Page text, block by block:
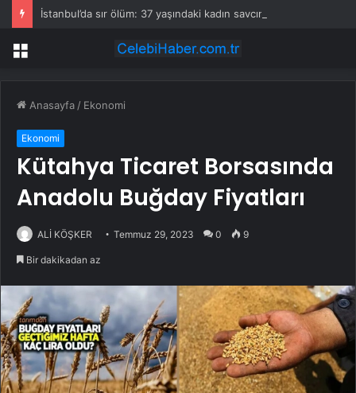
Menü
Anasayfa / Ekonomi
Ekonomi
Kütahya Ticaret Borsasında
Anadolu Buğday Fiyatları
ALİ KÖŞKER Temmuz 29, 2023 0 9
Bir dakikadan az